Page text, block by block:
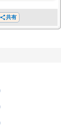
share共有